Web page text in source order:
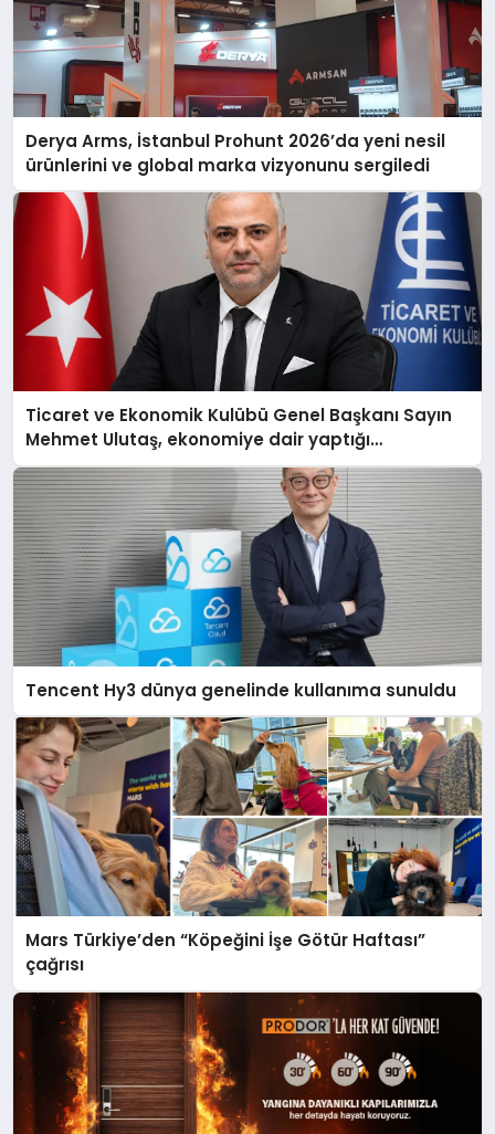
Derya Arms, İstanbul Prohunt 2026’da yeni nesil
ürünlerini ve global marka vizyonunu sergiledi
Ticaret ve Ekonomik Kulübü Genel Başkanı Sayın
Mehmet Ulutaş, ekonomiye dair yaptığı
açıklamada şunları kaydetti:
Tencent Hy3 dünya genelinde kullanıma sunuldu
Mars Türkiye’den “Köpeğini İşe Götür Haftası”
çağrısı